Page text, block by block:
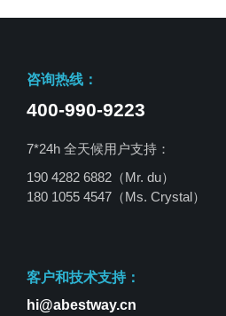
咨询热线：
400-990-9223
7*24h 全天候用户支持：
190 4282 6882（Mr. du）
180 1055 4547 （Ms. Crystal）
客户和技术支持：
hi@abestway.cn